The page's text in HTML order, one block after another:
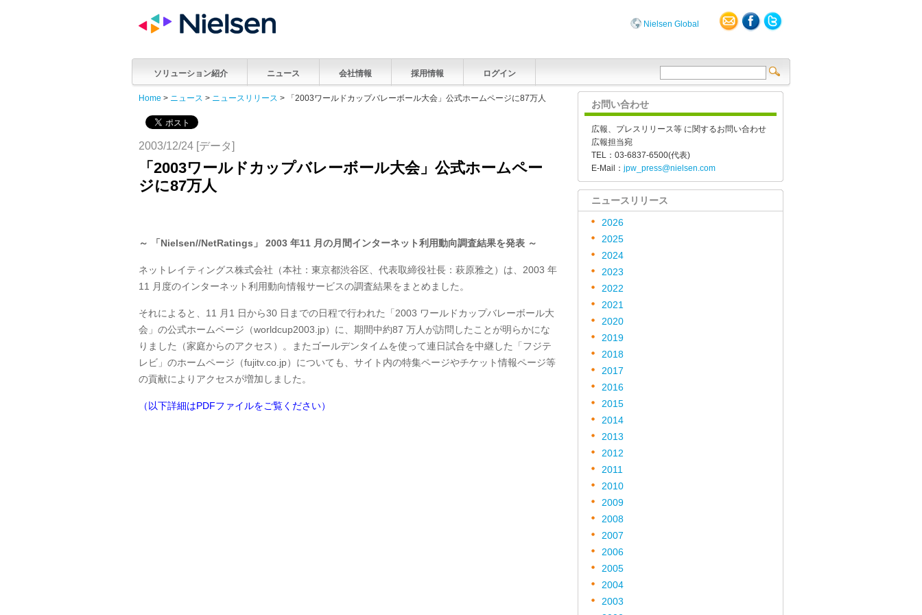
Nielsen Global
ソリューション紹介 ニュース 会社情報 採用情報 ログイン
Home > ニュース > ニュースリリース > 「2003ワールドカップバレーボール大会」公式ホームページに87万人
2003/12/24 [データ]
「2003ワールドカップバレーボール大会」公式ホームペー
ジに87万人
～ 「Nielsen//NetRatings」 2003 年11 月の月間インターネット利用動向調査結果を発表 ～
ネットレイティングス株式会社（本社：東京都渋谷区、代表取締役社長：萩原雅之）は、2003 年
11 月度のインターネット利用動向情報サービスの調査結果をまとめました。
それによると、11 月1 日から30 日までの日程で行われた「2003 ワールドカップバレーボール大
会」の公式ホームページ（worldcup2003.jp）に、期間中約87 万人が訪問したことが明らかにな
りました（家庭からのアクセス）。またゴールデンタイムを使って連日試合を中継した「フジテ
レビ」のホームページ（fujitv.co.jp）についても、サイト内の特集ページやチケット情報ページ等
の貢献によりアクセスが増加しました。
（以下詳細はPDFファイルをご覧ください）
お問い合わせ
広報、プレスリリース等 に関するお問い合わせ
広報担当宛
TEL：03-6837-6500(代表)
E-Mail： jpw_press@nielsen.com
ニュースリリース
2026
2025
2024
2023
2022
2021
2020
2019
2018
2017
2016
2015
2014
2013
2012
2011
2010
2009
2008
2007
2006
2005
2004
2003